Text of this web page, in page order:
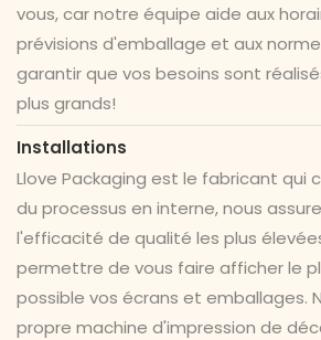
vous, car notre équipe aide aux
prévisions d'emballage et aux
garantir que vos besoins sont
plus grands!
Installations
Llove Packaging est le fabricant qui
du processus en interne, nous
l'efficacité de qualité les plus
permettre de vous faire afficher le
possible vos écrans et emballages.
propre machine d'impression de